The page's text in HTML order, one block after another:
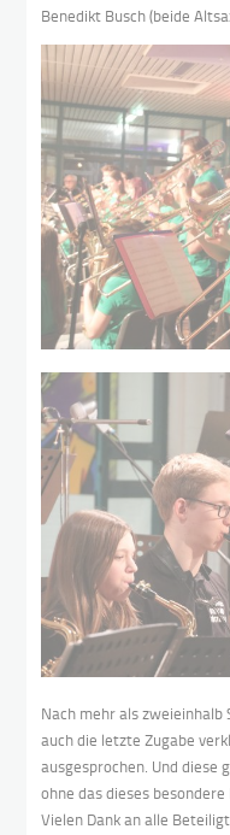
Benedikt Busch (beide
Nach mehr als
auch die letzte Zugabe
ausgesprochen. Und diese
ohne das dieses
Vielen Dank an alle